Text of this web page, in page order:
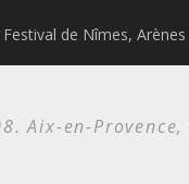
de Nîmes,
Aix-en-